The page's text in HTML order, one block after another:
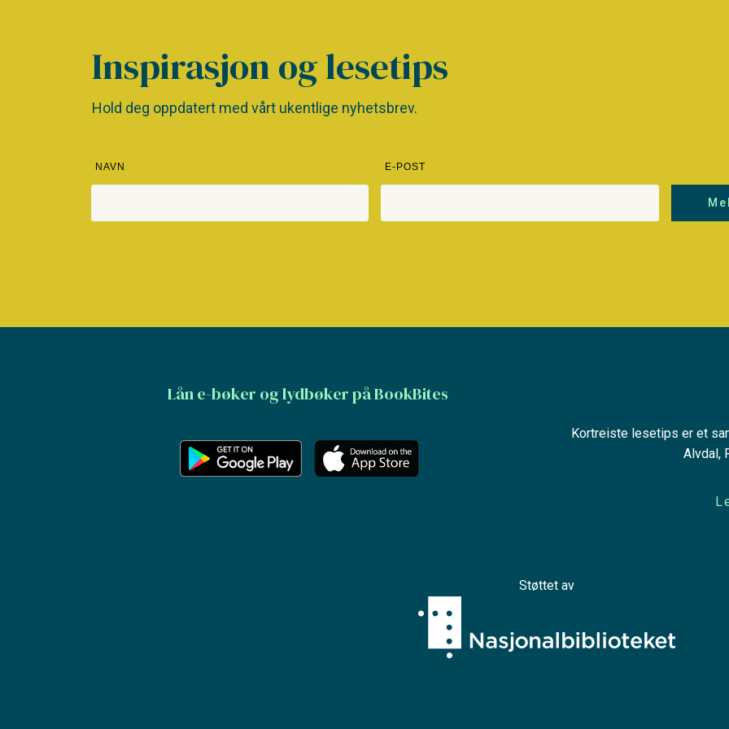
Inspirasjon og lesetips
Hold deg oppdatert med vårt ukentlige nyhetsbrev.
NAVN E-POST
Lån e-bøker og lydbøker på BookBites
Kortreiste lesetips er et
Alvdal,
Støttet av